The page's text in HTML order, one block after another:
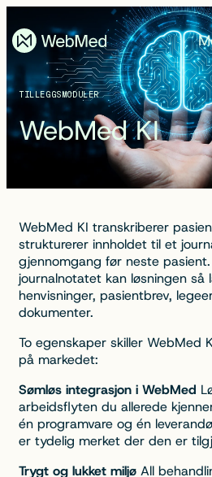
TILLEGGSMODULER
WebMed KI
WebMed KI transkriberer
strukturerer innholdet til et
gjennomgang før neste
journalnotatet kan løsningen så
henvisninger, pasientbrev,
dokumenter.
To egenskaper skiller WebMed
på markedet:
Sømløs integrasjon i WebMed
arbeidsflyten du allerede
én programvare og én
er tydelig merket der den er
Trygt og lukket miljø All